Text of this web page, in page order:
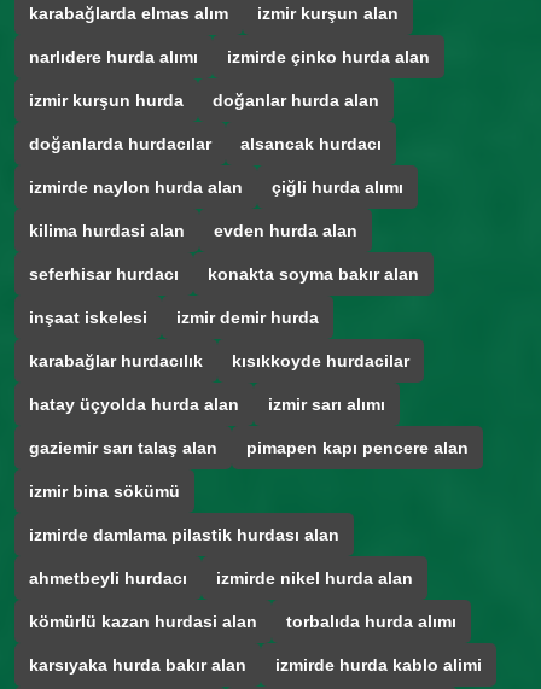
karabağlarda elmas alım izmir kurşun alan
narlıdere hurda alımı izmirde çinko hurda alan
izmir kurşun hurda doğanlar hurda alan
doğanlarda hurdacılar alsancak hurdacı
izmirde naylon hurda alan çiğli hurda alımı
kilima hurdasi alan evden hurda alan
seferhisar hurdacı konakta soyma bakır alan
inşaat iskelesi izmir demir hurda
karabağlar hurdacılık kısıkkoyde hurdacilar
hatay üçyolda hurda alan izmir sarı alımı
gaziemir sarı talaş alan pimapen kapı pencere alan
izmir bina sökümü
izmirde damlama pilastik hurdası alan
ahmetbeyli hurdacı izmirde nikel hurda alan
kömürlü kazan hurdasi alan torbalıda hurda alımı
karsıyaka hurda bakır alan izmirde hurda kablo alimi